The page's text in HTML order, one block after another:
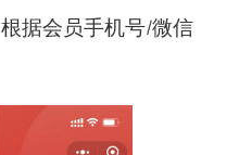
据会员手机号/微信